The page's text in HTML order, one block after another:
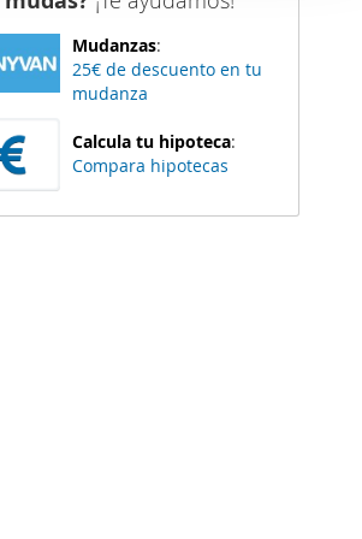
Mudanzas:
25€ de descuento en tu
mudanza
Calcula tu hipoteca:
Compara hipotecas